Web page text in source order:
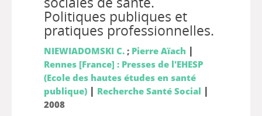
Politiques publiques et
pratiques professionnelles.
NIEWIADOMSKI C.; Pierre Aïach |
Rennes [France] : Presses de l'EHESP
(Ecole des hautes études en santé
publique)| Recherche Santé Social |
2008